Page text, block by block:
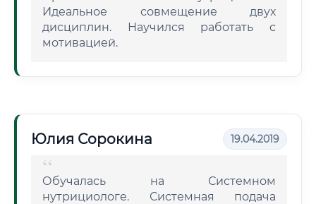
Идеальное совмещение двух
дисциплин. Научился работать с
мотивацией.
Юлия Сорокина 19.04.2019
Обучалась на Системном
нутрициологе. Системная подача